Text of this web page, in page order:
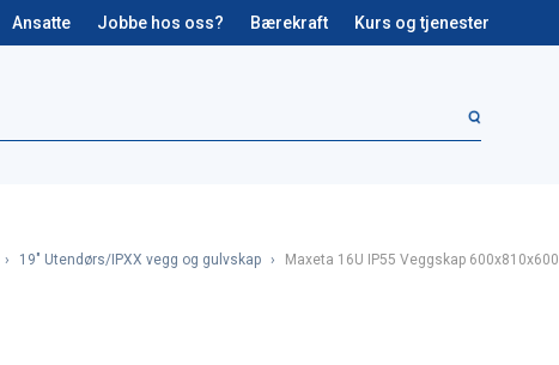
Ansatte Jobbe hos oss? Bærekraft Kurs og tjenester
› 19" Utendørs/IPXX vegg og gulvskap › Maxeta 16U IP55 Veggskap 600x810x600